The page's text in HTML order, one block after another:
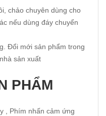
chảo chuyên dùng cho
nếu dùng đáy chuyển
Đổi mới sản phẩm trong
sản xuất
PHẨM
, Phím nhấn cảm ứng